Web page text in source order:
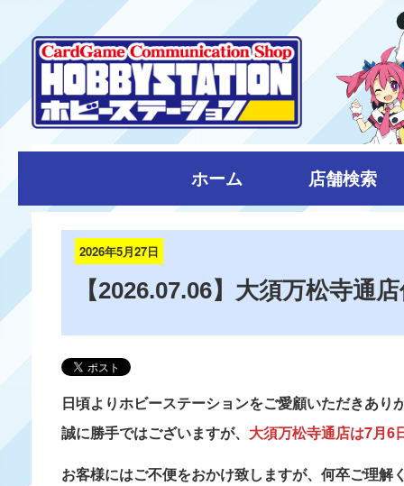
ホーム 店舗検索
2026年5月27日
【2026.07.06】大須万松寺通
日頃よりホビーステーションをご愛顧いただきあり
誠に勝手ではございますが、 大須万松寺通店は7月6
お客様にはご不便をおかけ致しますが、何卒ご理解